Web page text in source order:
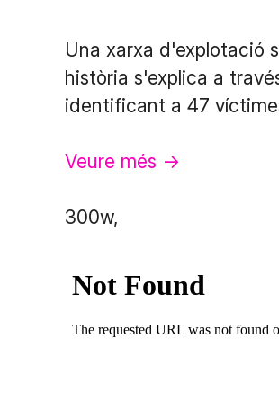
Una xarxa d'explotació
història s'explica a
identificant a 47
Veure més ->
300w,